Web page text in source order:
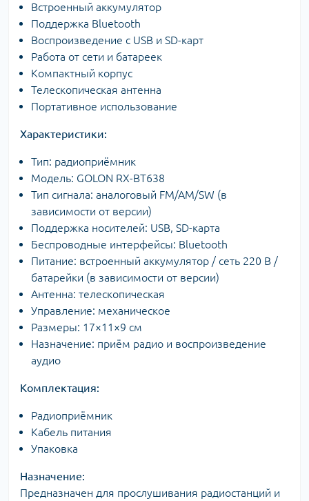
Встроенный аккумулятор
Поддержка Bluetooth
Воспроизведение с USB и SD-карт
Работа от сети и батареек
Компактный корпус
Телескопическая антенна
Портативное использование
Характеристики:
Тип: радиоприёмник
Модель: GOLON RX-BT638
Тип сигнала: аналоговый FM/AM/SW (в
зависимости от версии)
Поддержка носителей: USB, SD-карта
Беспроводные интерфейсы: Bluetooth
Питание: встроенный аккумулятор / сеть 220 В /
батарейки (в зависимости от версии)
Антенна: телескопическая
Управление: механическое
Размеры: 17×11×9 см
Назначение: приём радио и воспроизведение
аудио
Комплектация:
Радиоприёмник
Кабель питания
Упаковка
Назначение:
Предназначен для прослушивания радиостанций и